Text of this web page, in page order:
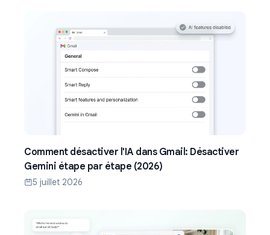
Comment désactiver l'IA dans Gmail: Désactiver
Gemini étape par étape (2026)
5 juillet 2026